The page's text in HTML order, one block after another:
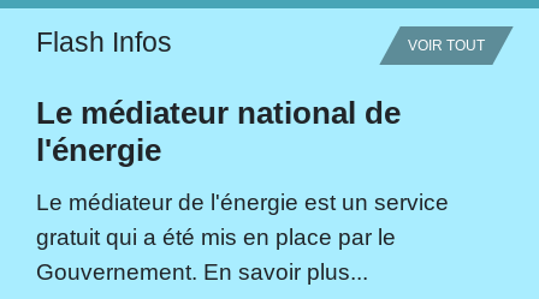
Flash Infos VOIR TOUT
Le médiateur national de
l'énergie
Le médiateur de l'énergie est un service
gratuit qui a été mis en place par le
Gouvernement. En savoir plus...